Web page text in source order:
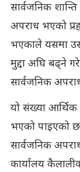
सार्वजनिक
अपराध भएको
भएकाले यसमा
मुद्दा अघि बढ्ने
सार्वजनिक
यो संख्या आर्थिक
भएको पाइएको
सार्वजनिक
कार्यालय